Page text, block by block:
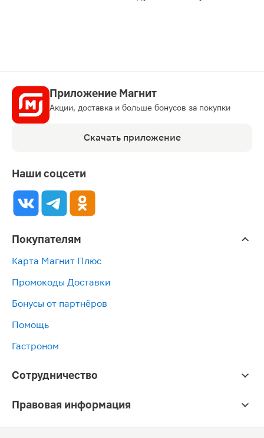
Приложение Магнит
Акции, доставка и больше бонусов за покупки
Скачать приложение
Наши соцсети
Покупателям
Карта Магнит Плюс
Промокоды Доставки
Бонусы от партнёров
Помощь
Гастроном
Сотрудничество
Правовая информация